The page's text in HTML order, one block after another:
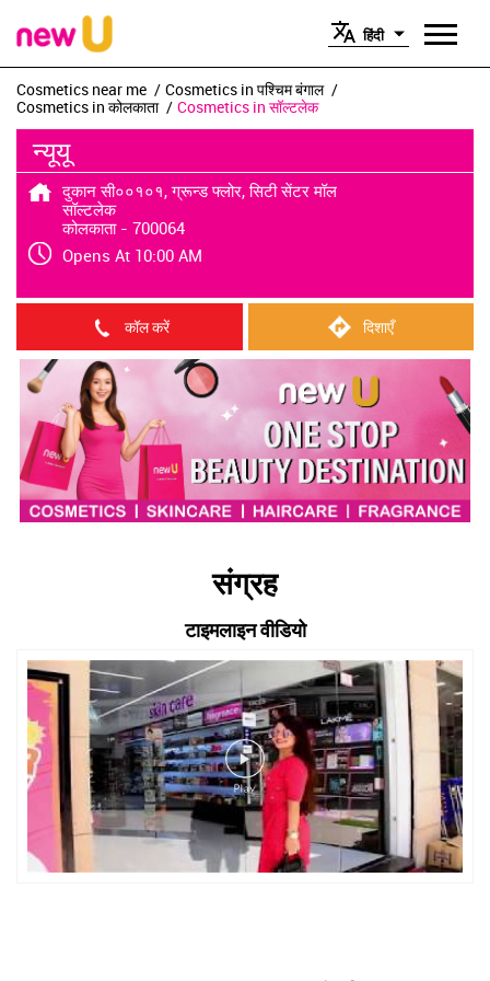
हिंदी
Cosmetics near me
Cosmetics in पश्चिम बंगाल
Cosmetics in कोलकाता
Cosmetics in सॉल्टलेक
न्यूयू
दुकान सी००१०१, ग्रून्ड फ्लोर, सिटी सेंटर मॉल
सॉल्टलेक
कोलकाता- 700064
Opens At 10:00 AM
कॉल करें दिशाएँ
संग्रह
टाइमलाइन वीडियो